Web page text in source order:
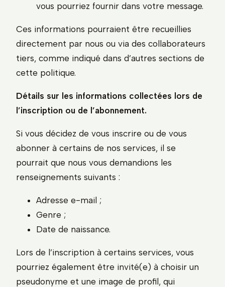
vous pourriez fournir dans votre message.
Ces informations pourraient être recueillies
directement par nous ou via des collaborateurs
tiers, comme indiqué dans d’autres sections de
cette politique.
Détails sur les informations collectées lors de
l’inscription ou de l’abonnement.
Si vous décidez de vous inscrire ou de vous
abonner à certains de nos services, il se
pourrait que nous vous demandions les
renseignements suivants :
Adresse e-mail ;
Genre ;
Date de naissance.
Lors de l’inscription à certains services, vous
pourriez également être invité(e) à choisir un
pseudonyme et une image de profil, qui